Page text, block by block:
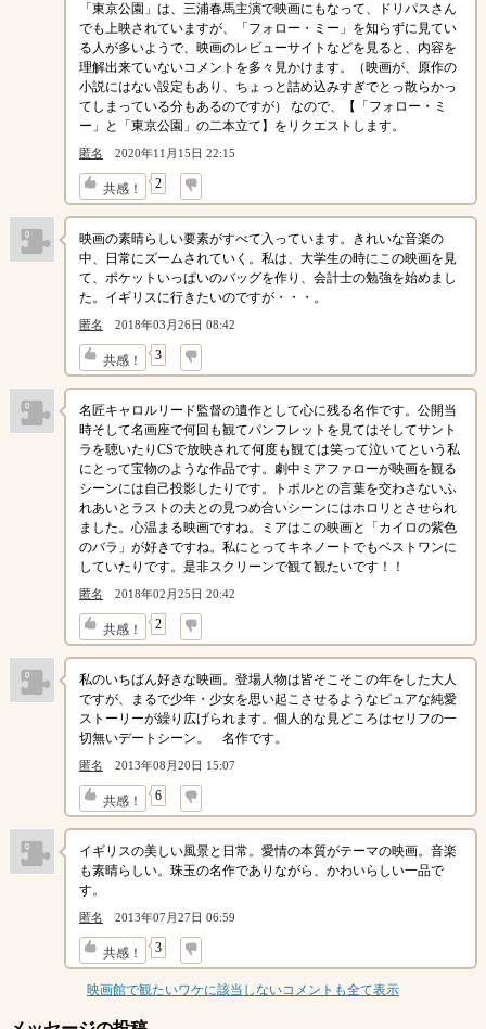
「東京公園」は、三浦春馬主演で映画にもなって、ドリパスさん
でも上映されていますが、「フォロー・ミー」を知らずに見てい
る人が多いようで、映画のレビューサイトなどを見ると、内容を
理解出来ていないコメントを多々見かけます。（映画が、原作の
小説にはない設定もあり、ちょっと詰め込みすぎでとっ散らかっ
てしまっている分もあるのですが） なので、【「フォロー・ミ
ー」と「東京公園」の二本立て】をリクエストします。
匿名 2020年11月15日 22:15
共感！ 2
↓
映画の素晴らしい要素がすべて入っています。きれいな音楽の
中、日常にズームされていく。私は、大学生の時にこの映画を見
て、ポケットいっぱいのバッグを作り、会計士の勉強を始めまし
た。イギリスに行きたいのですが・・・。
匿名 2018年03月26日 08:42
共感！ 3
↓
名匠キャロルリード監督の遺作として心に残る名作です。公開当
時そして名画座で何回も観てパンフレットを見てはそしてサント
ラを聴いたりCSで放映されて何度も観ては笑って泣いてという私
にとって宝物のような作品です。劇中ミアファローが映画を観る
シーンには自己投影したりです。トポルとの言葉を交わさないふ
れあいとラストの夫との見つめ合いシーンにはホロリとさせられ
ました。心温まる映画ですね。ミアはこの映画と「カイロの紫色
のバラ」が好きですね。私にとってキネノートでもベストワンに
していたりです。是非スクリーンで観て観たいです！！
匿名 2018年02月25日 20:42
共感！ 2
↓
私のいちばん好きな映画。登場人物は皆そこそこの年をした大人
ですが、まるで少年・少女を思い起こさせるようなピュアな純愛
ストーリーが繰り広げられます。個人的な見どころはセリフの一
切無いデートシーン。 名作です。
匿名 2013年08月20日 15:07
共感！ 6
↓
イギリスの美しい風景と日常。愛情の本質がテーマの映画。音楽
も素晴らしい。珠玉の名作でありながら、かわいらしい一品で
す。
匿名 2013年07月27日 06:59
共感！ 3
↓
映画館で観たいワケに該当しないコメントも全て表示